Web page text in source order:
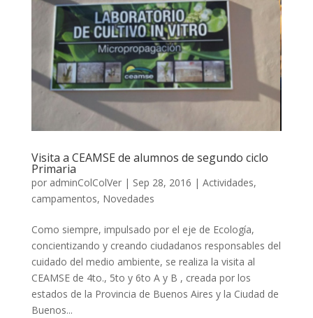
Visita a CEAMSE de alumnos de segundo ciclo
Primaria
por adminColColVer| Sep 28, 2016 | Actividades,
campamentos, Novedades
Como siempre, impulsado por el eje de Ecología,
concientizando y creando ciudadanos responsables del
cuidado del medio ambiente, se realiza la visita al
CEAMSE de 4to., 5to y 6to A y B , creada por los
estados de la Provincia de Buenos Aires y la Ciudad de
Buenos...